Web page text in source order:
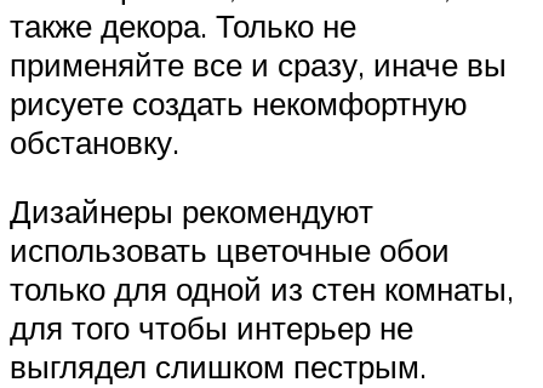
также декора. Только не
применяйте все и сразу, иначе вы
рисуете создать некомфортную
обстановку.
Дизайнеры рекомендуют
использовать цветочные обои
только для одной из стен комнаты,
для того чтобы интерьер не
выглядел слишком пестрым.